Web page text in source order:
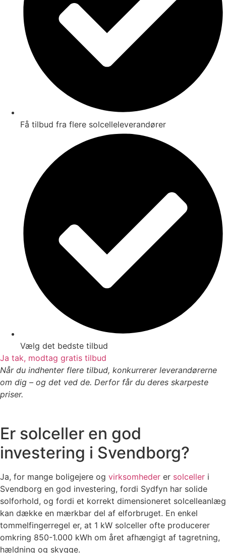
Få tilbud fra flere solcelleleverandører
Vælg det bedste tilbud
Ja tak, modtag gratis tilbud
Når du indhenter flere tilbud, konkurrerer leverandørerne
om dig – og det ved de. Derfor får du deres skarpeste
priser.
Er solceller en god
investering i Svendborg?
Ja, for mange boligejere og virksomheder er solceller i
Svendborg en god investering, fordi Sydfyn har solide
solforhold, og fordi et korrekt dimensioneret solcelleanlæg
kan dække en mærkbar del af elforbruget. En enkel
tommelfingerregel er, at 1 kW solceller ofte producerer
omkring 850-1.000 kWh om året afhængigt af tagretning,
hældning og skygge.